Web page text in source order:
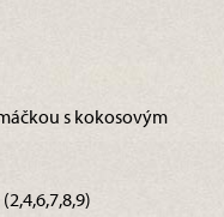
s kokosovým